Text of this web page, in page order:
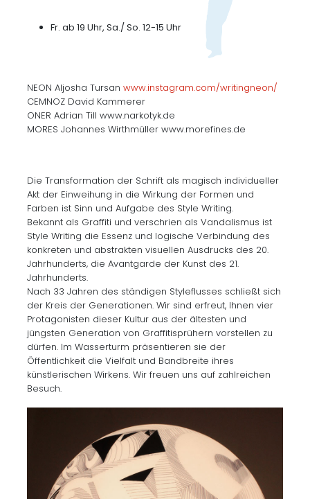
Fr. ab 19 Uhr, Sa./ So. 12-15 Uhr
NEON Aljosha Tursanwww.instagram.com/writingneon/
CEMNOZ David Kammerer
ONER Adrian Till www.narkotyk.de
MORES Johannes Wirthmüller www.morefines.de
Die Transformation der Schrift als magisch individueller
Akt der Einweihung in die Wirkung der Formen und
Farben ist Sinn und Aufgabe des Style Writing.
Bekannt als Graffiti und verschrien als Vandalismus ist
Style Writing die Essenz und logische Verbindung des
konkreten und abstrakten visuellen Ausdrucks des 20.
Jahrhunderts, die Avantgarde der Kunst des 21.
Jahrhunderts.
Nach 33 Jahren des ständigen Styleflusses schließt sich
der Kreis der Generationen. Wir sind erfreut, Ihnen vier
Protagonisten dieser Kultur aus der ältesten und
jüngsten Generation von Graffitisprühern vorstellen zu
dürfen. Im Wasserturm präsentieren sie der
Öffentlichkeit die Vielfalt und Bandbreite ihres
künstlerischen Wirkens. Wir freuen uns auf zahlreichen
Besuch.